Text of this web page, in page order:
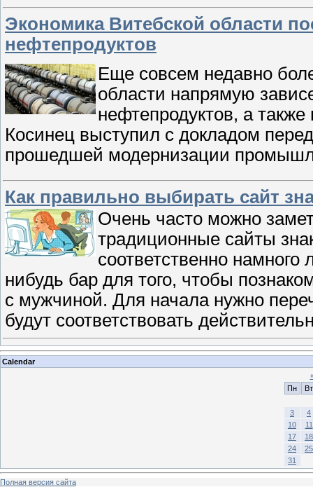
Экономика Витебской области
нефтепродуктов
Еще совсем недавно
области напрямую
нефтепродуктов, а
Косинец выступил с докладом
прошедшей модернизации
Как правильно выбирать сайт
Очень часто можно
традиционные сайты
соответственно
нибудь бар для того, чтобы
с мужчиной. Для начала нужно
будут соответствовать
Calendar
Пн
Вт
3
4
10
11
17
18
24
25
31
Полная версия сайта